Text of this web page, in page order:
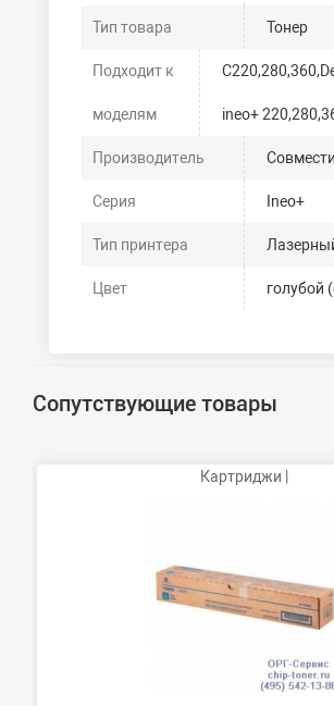
Тип товара Тонер
Подходит к
моделям ineo+
Производитель
Серия Ineo+
Тип принтера
Цвет голубой
Сопутствующие товары
Картриджи |